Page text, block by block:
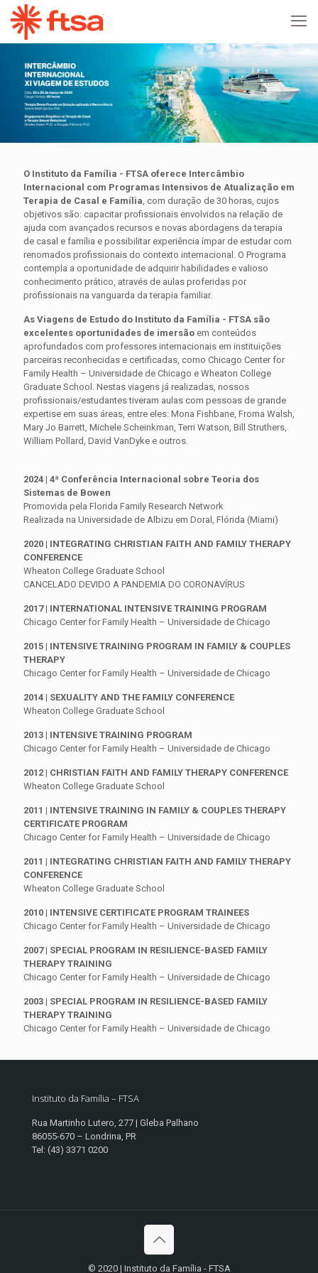
O Instituto da Família - FTSA oferece Intercâmbio
Internacional com Programas Intensivos de Atualização em
Terapia de Casal e Família, com duração de 30 horas, cujos
objetivos são: capacitar profissionais envolvidos na relação de
ajuda com avançados recursos e novas abordagens da terapia
de casal e família e possibilitar experiência ímpar de estudar com
renomados profissionais do contexto internacional. O Programa
contempla a oportunidade de adquirir habilidades e valioso
conhecimento prático, através de aulas proferidas por
profissionais na vanguarda da terapia familiar.
As Viagens de Estudo do Instituto da Família - FTSA são
excelentes oportunidades de imersão em conteúdos
aprofundados com professores internacionais em instituições
parceiras reconhecidas e certificadas, como Chicago Center for
Family Health – Universidade de Chicago e Wheaton College
Graduate School. Nestas viagens já realizadas, nossos
profissionais/estudantes tiveram aulas com pessoas de grande
expertise em suas áreas, entre eles: Mona Fishbane, Froma Walsh,
Mary Jo Barrett, Michele Scheinkman, Terri Watson, Bill Struthers,
William Pollard, David VanDyke e outros.
2024 | 4ª Conferência Internacional sobre Teoria dos
Sistemas de Bowen
Promovida pela Florida Family Research Network
Realizada na Universidade de Albizu em Doral, Flórida (Miami)
2020 | INTEGRATING CHRISTIAN FAITH AND FAMILY THERAPY
CONFERENCE
Wheaton College Graduate School
CANCELADO DEVIDO A PANDEMIA DO CORONAVÍRUS
2017 | INTERNATIONAL INTENSIVE TRAINING PROGRAM
Chicago Center for Family Health – Universidade de Chicago
2015 | INTENSIVE TRAINING PROGRAM IN FAMILY & COUPLES
THERAPY
Chicago Center for Family Health – Universidade de Chicago
2014 | SEXUALITY AND THE FAMILY CONFERENCE
Wheaton College Graduate School
2013 | INTENSIVE TRAINING PROGRAM
Chicago Center for Family Health – Universidade de Chicago
2012 | CHRISTIAN FAITH AND FAMILY THERAPY CONFERENCE
Wheaton College Graduate School
2011 | INTENSIVE TRAINING IN FAMILY & COUPLES THERAPY
CERTIFICATE PROGRAM
Chicago Center for Family Health – Universidade de Chicago
2011 | INTEGRATING CHRISTIAN FAITH AND FAMILY THERAPY
CONFERENCE
Wheaton College Graduate School
2010 | INTENSIVE CERTIFICATE PROGRAM TRAINEES
Chicago Center for Family Health – Universidade de Chicago
2007 | SPECIAL PROGRAM IN RESILIENCE-BASED FAMILY
THERAPY TRAINING
Chicago Center for Family Health – Universidade de Chicago
2003 | SPECIAL PROGRAM IN RESILIENCE-BASED FAMILY
THERAPY TRAINING
Chicago Center for Family Health – Universidade de Chicago
Instituto da Família – FTSA
Rua Martinho Lutero, 277 | Gleba Palhano
86055-670 – Londrina, PR
Tel: (43) 3371 0200
© 2020 | Instituto da Família - FTSA